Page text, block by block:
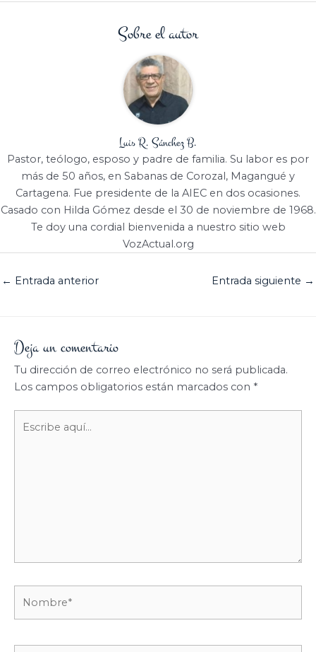
Sobre el autor
Luis R. Sánchez B.
Pastor, teólogo, esposo y padre de familia. Su labor es por
más de 50 años, en Sabanas de Corozal, Magangué y
Cartagena. Fue presidente de la AIEC en dos ocasiones.
Casado con Hilda Gómez desde el 30 de noviembre de 1968.
Te doy una cordial bienvenida a nuestro sitio web
VozActual.org
← Entrada anterior Entrada siguiente →
Deja un comentario
Tu dirección de correo electrónico no será publicada.
Los campos obligatorios están marcados con *